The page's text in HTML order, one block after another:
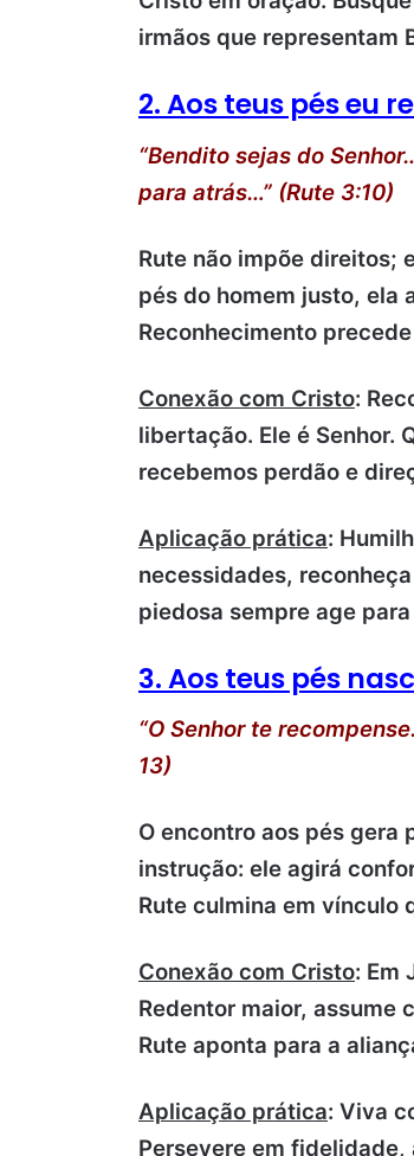
irmãos que representam
2. Aos teus pés eu
“Bendito sejas do
para atrás…” (Rute 3:10)
Rute não impõe direitos;
pés do homem justo, ela
Reconhecimento
Conexão com Cristo:
libertação. Ele é Senhor.
recebemos perdão e
Aplicação prática:
necessidades,
piedosa sempre age
3. Aos teus pés
“O Senhor te
13)
O encontro aos pés gera
instrução: ele agirá
Rute culmina em vínculo
Conexão com Cristo: Em
Redentor maior, assume
Rute aponta para a
Aplicação prática: Viva
Persevere em